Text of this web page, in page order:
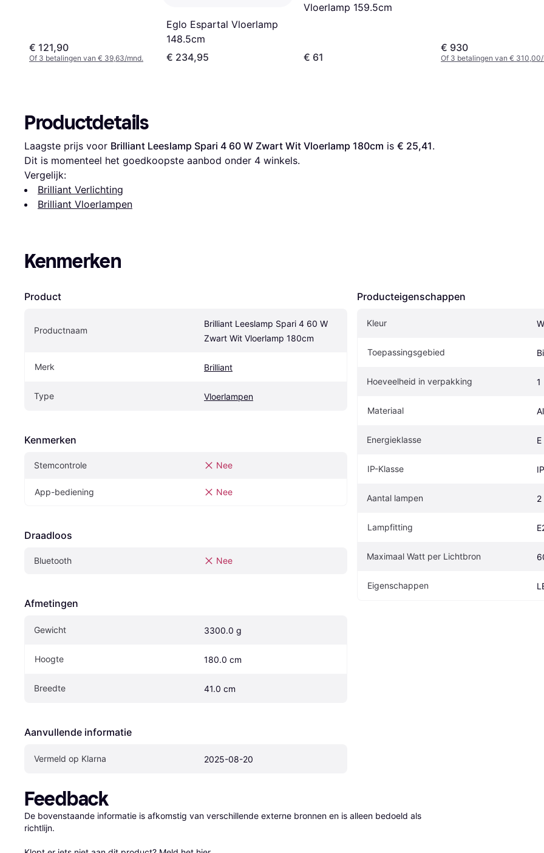
€ 121,90
Of 3 betalingen van € 39,63/mnd.
Eglo Espartal Vloerlamp
148.5cm
€ 234,95
Vloerlamp 159.5cm
€ 61
€ 930
Of 3 betalingen van €
Productdetails
Laagste prijs voor Brilliant Leeslamp Spari 4 60 W Zwart Wit Vloerlamp 180cm is € 25,41.
Dit is momenteel het goedkoopste aanbod onder 4 winkels.
Vergelijk:
Brilliant Verlichting
Brilliant Vloerlampen
Kenmerken
Product
Productnaam
Brilliant Leeslamp Spari 4 60 W
Zwart Wit Vloerlamp 180cm
Merk Brilliant
Type Vloerlampen
Kenmerken
Stemcontrole Nee
App-bediening Nee
Draadloos
Bluetooth Nee
Afmetingen
Gewicht 3300.0 g
Hoogte 180.0 cm
Breedte 41.0 cm
Aanvullende informatie
Vermeld op Klarna 2025-08-20
Producteigenschappen
Kleur
Toepassingsgebied
Hoeveelheid in verpakking 1
Materiaal
Energieklasse E
IP-Klasse
Aantal lampen 2
Lampfitting
Maximaal Watt per Lichtbron
Eigenschappen
Feedback
De bovenstaande informatie is afkomstig van verschillende externe bronnen en is alleen bedoeld als
richtlijn.